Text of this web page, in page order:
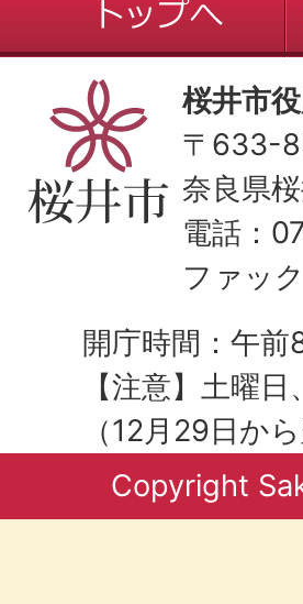
桜井市
〒633-
奈良県
電話：
ファッ
開庁時間：午
【注意】土曜
（12月29日か
Copyright